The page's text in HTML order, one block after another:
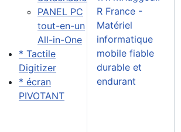
PANEL PC
tout-en-un
All-in-One
* Tactile
Digitizer
* écran
PIVOTANT
R France -
Matériel
informatique
mobile fiable
durable et
endurant